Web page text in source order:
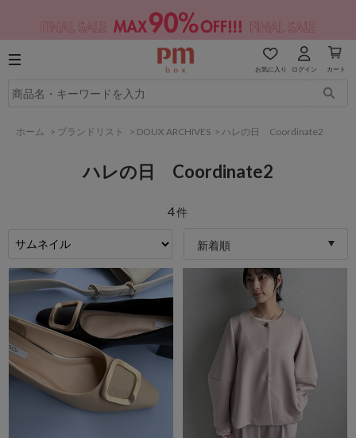
お気に入り ログイン カート
ホーム > ブランドリスト > DOUX ARCHIVES > ハレの日 Coordinate2
ハレの日 Coordinate2
4件
新着順